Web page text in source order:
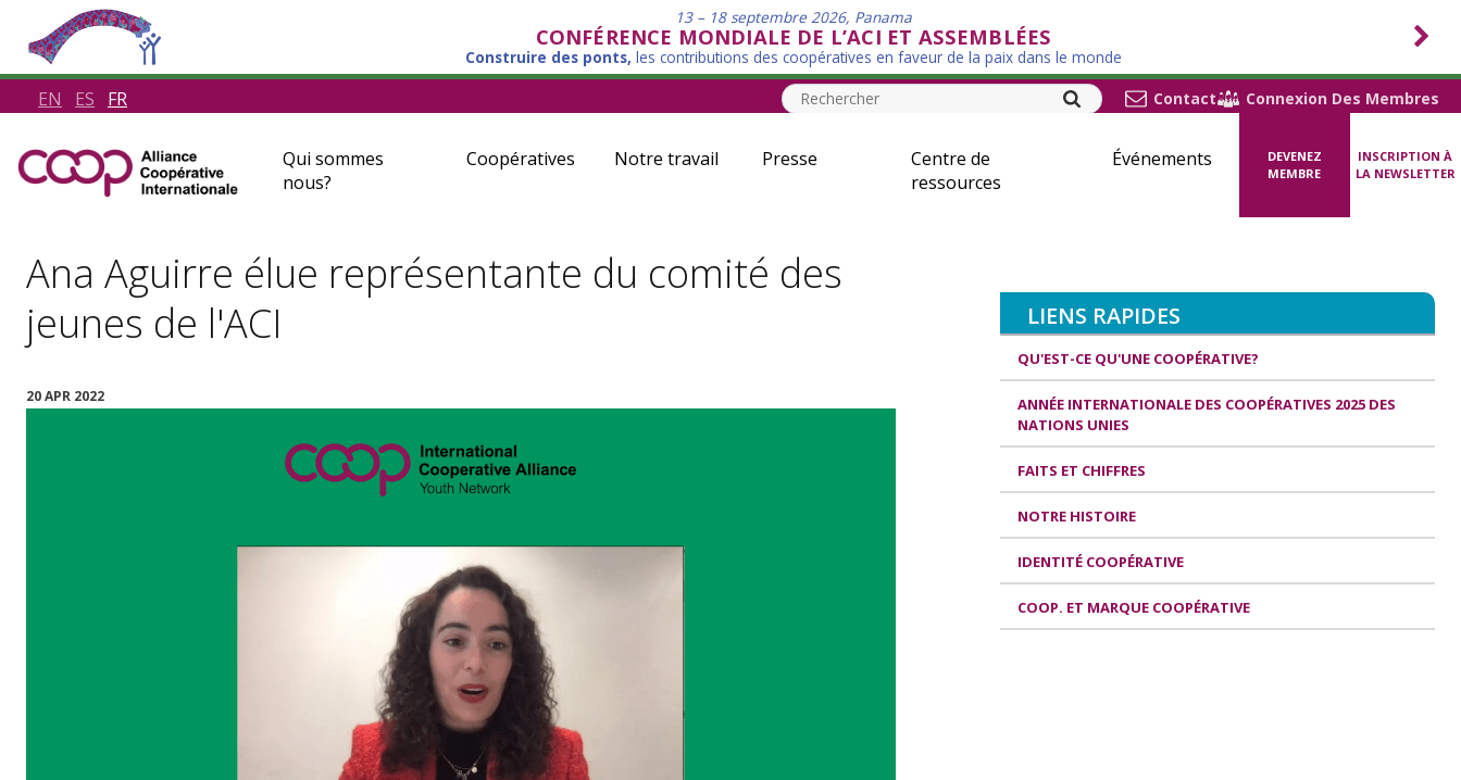
13 – 18 septembre 2026, Panama
CONFÉRENCE MONDIALE DE L’ACI ET ASSEMBLÉES
Construire des ponts, les contributions des coopératives en faveur de la paix dans le monde
EN ES FR Contact Connexion Des Membres
Qui sommes
nous?
Coopératives Notre travail Presse
Centre de
ressources
Événements
DEVENEZ
MEMBRE
INSCRIPTION À
LA NEWSLETTER
Ana Aguirre élue représentante du comité des
jeunes de l'ACI
20 APR 2022
LIENS RAPIDES
QU'EST-CE QU'UNE COOPÉRATIVE?
ANNÉE INTERNATIONALE DES COOPÉRATIVES 2025 DES
NATIONS UNIES
FAITS ET CHIFFRES
NOTRE HISTOIRE
IDENTITÉ COOPÉRATIVE
COOP. ET MARQUE COOPÉRATIVE